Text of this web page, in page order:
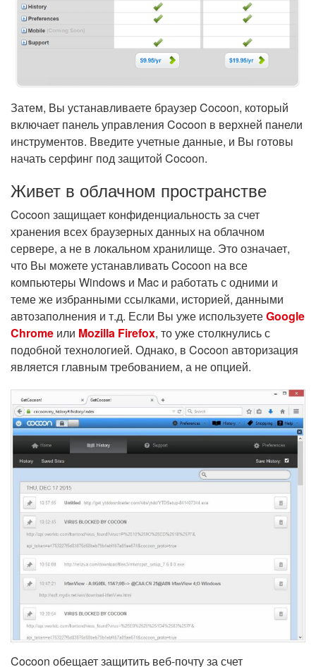
Затем, Вы устанавливаете браузер Cocoon, который
включает панель управления Cocoon в верхней панели
инструментов. Введите учетные данные, и Вы готовы
начать серфинг под защитой Cocoon.
Живет в облачном пространстве
Cocoon защищает конфиденциальность за счет
хранения всех браузерных данных на облачном
сервере, а не в локальном хранилище. Это означает,
что Вы можете устанавливать Cocoon на все
компьютеры Windows и Mac и работать с одними и
теме же избранными ссылками, историей, данными
автозаполнения и т.д. Если Вы уже используетеGoogle
Chrome или Mozilla Firefox, то уже столкнулись с
подобной технологией. Однако, в Cocoon авторизация
является главным требованием, а не опцией.
Cocoon обещает защитить веб-почту за счет